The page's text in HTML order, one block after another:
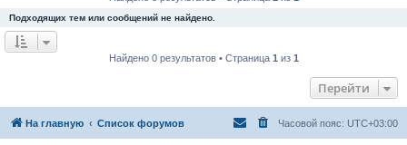
Подходящих тем или сообщений не найдено.
Найдено 0 результатов • Страница 1 из 1
Перейти
На главную Список форумов Часовой пояс: UTC+03:00